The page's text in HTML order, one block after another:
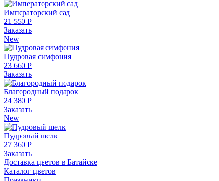
Императорский сад
21 550 Р
Заказать
New
Пудровая симфония
23 660 Р
Заказать
Благородный подарок
24 380 Р
Заказать
New
Пудровый шелк
27 360 Р
Заказать
Доставка цветов в Батайске
Каталог цветов